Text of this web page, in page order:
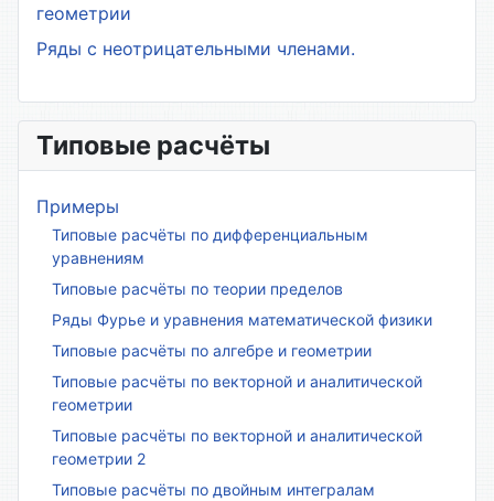
геометрии
Ряды с неотрицательными членами.
Типовые расчёты
Примеры
Типовые расчёты по дифференциальным
уравнениям
Типовые расчёты по теории пределов
Ряды Фурье и уравнения математической физики
Типовые расчёты по алгебре и геометрии
Типовые расчёты по векторной и аналитической
геометрии
Типовые расчёты по векторной и аналитической
геометрии 2
Типовые расчёты по двойным интегралам